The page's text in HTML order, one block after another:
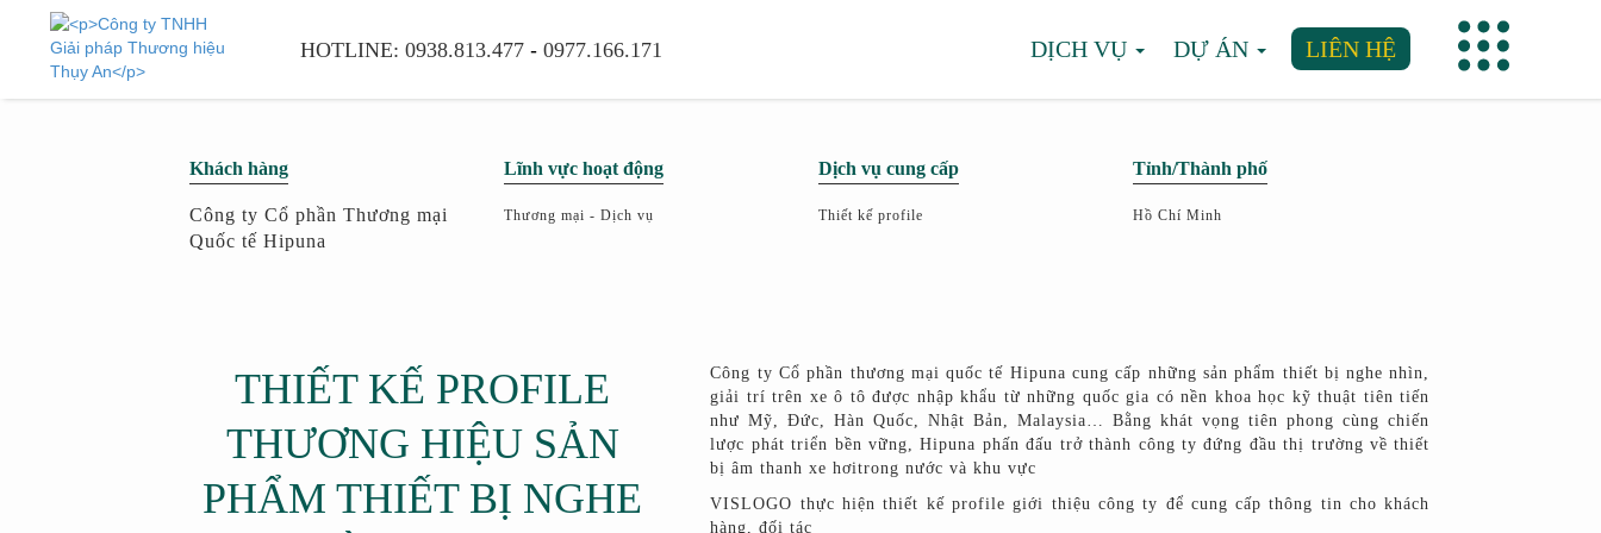
HOTLINE: 0938.813.477- 0977.166.171 DỊCH VỤ DỰ ÁN LIÊN HỆ
the important stuff
Khách hàng
Công ty Cổ phần Thương mại
Quốc tế Hipuna
Lĩnh vực hoạt động
Thương mại - Dịch vụ
Dịch vụ cung cấp
Thiết kế profile
Tỉnh/Thành phố
Hồ Chí Minh
THIẾT KẾ PROFILE
THƯƠNG HIỆU SẢN
PHẨM THIẾT BỊ NGHE
Công ty Cổ phần thương mại quốc tế Hipuna cung cấp những sản phẩm thiết bị nghe nhìn,
giải trí trên xe ô tô được nhập khẩu từ những quốc gia có nền khoa học kỹ thuật tiên tiến
như Mỹ, Đức, Hàn Quốc, Nhật Bản, Malaysia… Bằng khát vọng tiên phong cùng chiến
lược phát triển bền vững, Hipuna phấn đấu trở thành công ty đứng đầu thị trường về thiết
bị âm thanh xe hơitrong nước và khu vực
VISLOGO thực hiện thiết kế profile giới thiệu công ty để cung cấp thông tin cho khách
hàng, đối tác